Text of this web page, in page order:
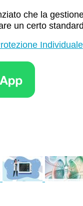
che la
un certo
Individuale